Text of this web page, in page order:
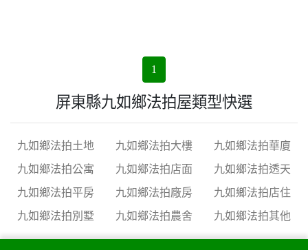
1
屏東縣九如鄉法拍屋類型快選
九如鄉法拍土地 九如鄉法拍大樓
九如鄉法拍華廈
九如鄉法拍公寓
九如鄉法拍店面
九如鄉法拍透天
九如鄉法拍平房
九如鄉法拍廠房
九如鄉法拍店住
九如鄉法拍別墅
九如鄉法拍農舍 九如鄉法拍其他